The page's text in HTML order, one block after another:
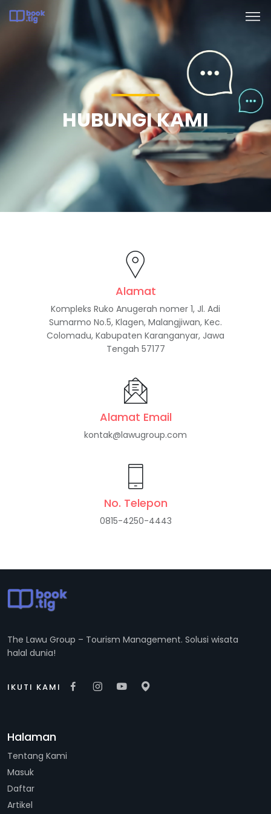
HUBUNGI KAMI
Alamat
Kompleks Ruko Anugerah nomer 1, Jl. Adi
Sumarmo No.5, Klagen, Malangjiwan, Kec.
Colomadu, Kabupaten Karanganyar, Jawa
Tengah 57177
Alamat Email
kontak@lawugroup.com
No. Telepon
0815-4250-4443
The Lawu Group – Tourism Management. Solusi wisata
halal dunia!
IKUTI KAMI
Halaman
Tentang Kami
Masuk
Daftar
Artikel